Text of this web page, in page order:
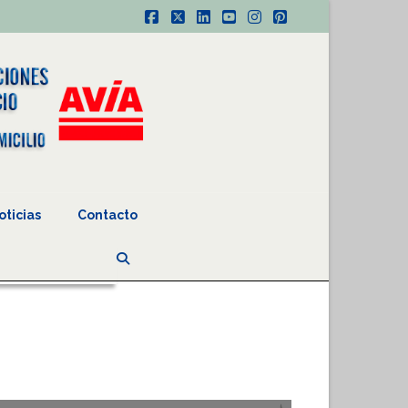
Facebook
X LinkedIn
YouTube
Instagram
Pinterest
Contacto